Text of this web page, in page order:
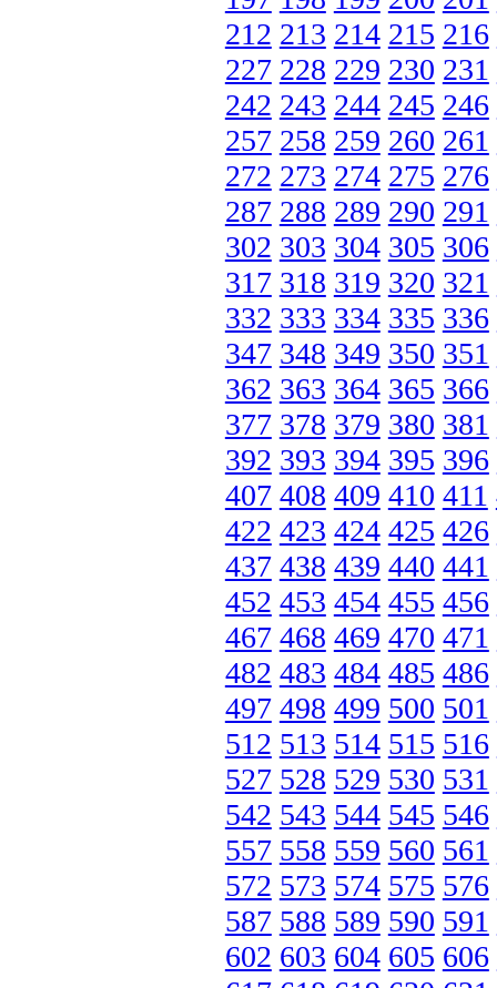
212 213 214 215 216
227 228 229 230 231
242 243 244 245 246
257 258 259 260 261
272 273 274 275 276
287 288 289 290 291
302 303 304 305 306
317 318 319 320 321
332 333 334 335 336
347 348 349 350 351
362 363 364 365 366
377 378 379 380 381
392 393 394 395 396
407 408 409 410 411
422 423 424 425 426
437 438 439 440 441
452 453 454 455 456
467 468 469 470 471
482 483 484 485 486
497 498 499 500 501
512 513 514 515 516
527 528 529 530 531
542 543 544 545 546
557 558 559 560 561
572 573 574 575 576
587 588 589 590 591
602 603 604 605 606